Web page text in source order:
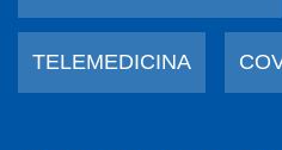
TELEMEDICINA